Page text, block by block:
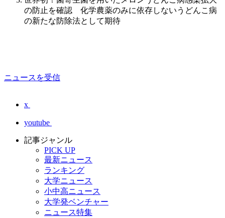
の防止を確認 化学農薬のみに依存しないうどんこ病
の新たな防除法として期待
ニュースを受信
x
youtube
記事ジャンル
PICK UP
最新ニュース
ランキング
大学ニュース
小中高ニュース
大学発ベンチャー
ニュース特集